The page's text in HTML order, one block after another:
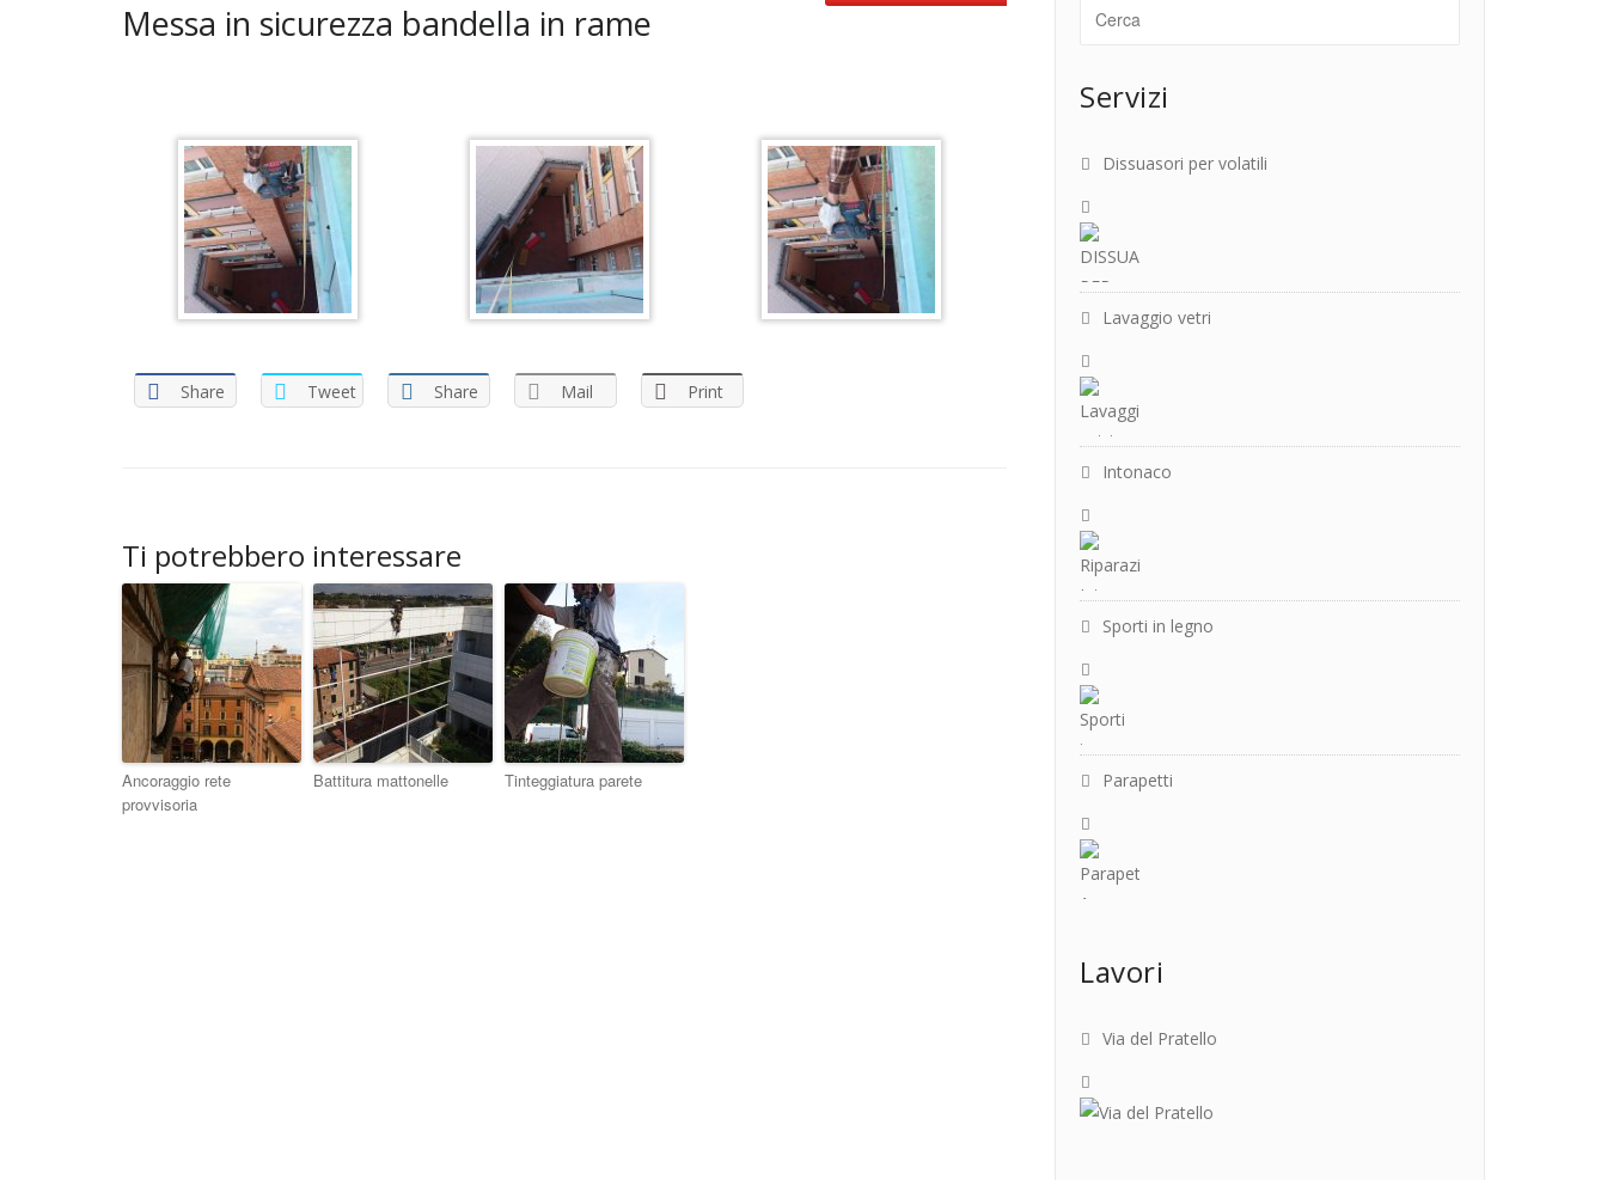
Messa in sicurezza bandella in rame
Share Tweet Share Mail Print
Ti potrebbero interessare
Ancoraggio rete
provvisoria
Battitura mattonelle Tinteggiatura parete
Servizi
Dissuasori per volatili
Lavaggio vetri
Intonaco
Sporti in legno
Parapetti
Lavori
Via del Pratello